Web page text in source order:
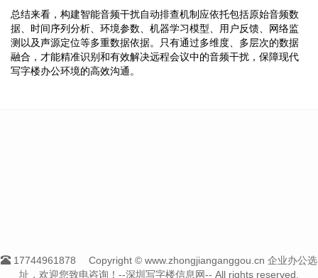
总结来看，构建智能音频干扰自动排查机制应依托包括原始音频数
据、时间序列分析、环境参数、机器学习模型、用户反馈、网络监
测以及声源定位等多重数据依据。只有通过多维度、多层次的数据
融合，才能精准识别和有效解决远程会议中的音频干扰，保障现代
写字楼办公环境的高效沟通。
17744961878
Copyright © www.zhongjianganggou.cn 企业办公选
址，欢迎您致电咨询！--深圳写字楼信息网-- All rights reserved.